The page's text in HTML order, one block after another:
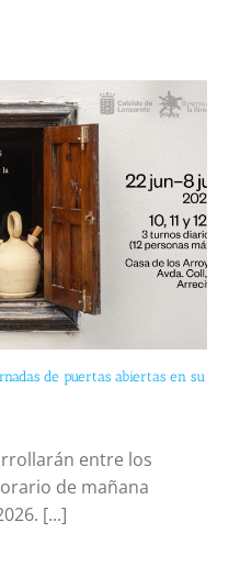
de puertas abiertas en su
entre los
de mañana
[...]